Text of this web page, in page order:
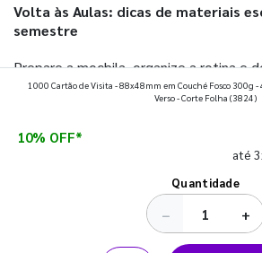
Volta às Aulas: dicas de materiais
semestre
Prepare a mochila, organize a rotina e
que fazem toda diferença para
1000 Cartão de Visita - 88x48mm em Couché Fosco 300g -
Verso - Corte Folha (3824)
10% OFF*
até
Quantidade
− +